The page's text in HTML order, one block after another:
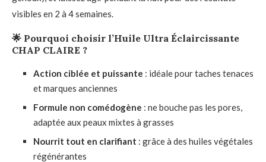
visibles en 2 à 4 semaines.
🌟 Pourquoi choisir l’Huile Ultra Éclaircissante
CHAP CLAIRE ?
Action ciblée et puissante : idéale pour taches tenaces
et marques anciennes
Formule non comédogène : ne bouche pas les pores,
adaptée aux peaux mixtes à grasses
Nourrit tout en clarifiant : grâce à des huiles végétales
régénérantes